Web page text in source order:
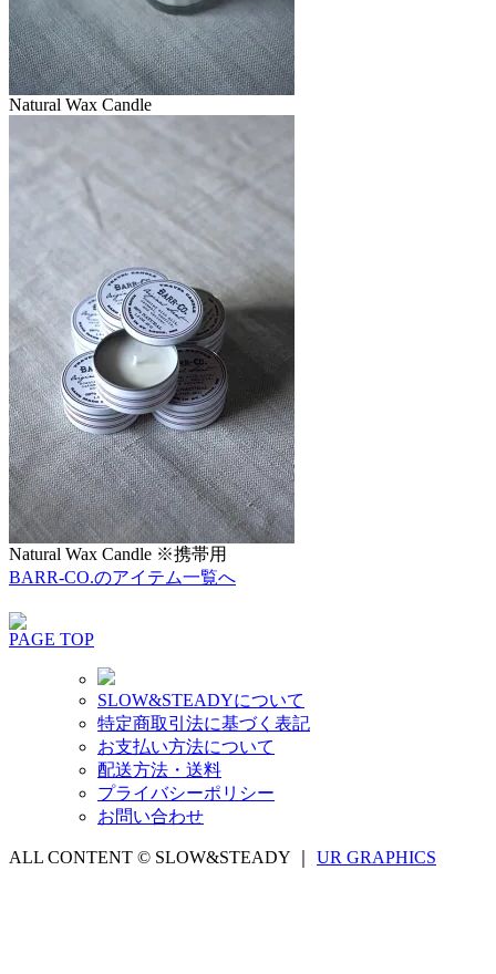
Natural Wax Candle
Natural Wax Candle ※携帯用
BARR-CO.のアイテム一覧へ
PAGE TOP
SLOW&STEADYについて
特定商取引法に基づく表記
お支払い方法について
配送方法・送料
プライバシーポリシー
お問い合わせ
ALL CONTENT © SLOW&STEADY ｜ UR GRAPHICS